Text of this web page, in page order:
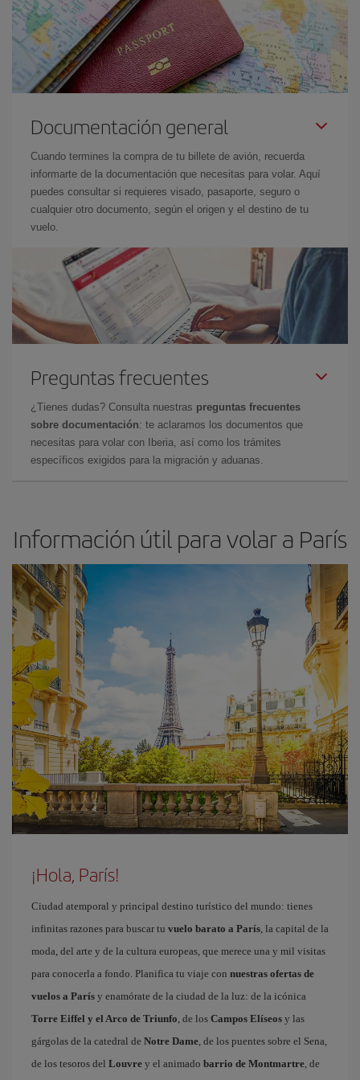
Documentación general
Cuando termines la compra de tu billete de avión, recuerda
informarte de la documentación que necesitas para volar. Aquí
puedes consultar si requieres visado, pasaporte, seguro o
cualquier otro documento, según el origen y el destino de tu
vuelo.
Preguntas frecuentes
¿Tienes dudas? Consulta nuestras preguntas frecuentes
sobre documentación: te aclaramos los documentos que
necesitas para volar con Iberia, así como los trámites
específicos exigidos para la migración y aduanas.
Información útil para volar a París
¡Hola, París!
Ciudad atemporal y principal destino turístico del mundo: tienes
infinitas razones para buscar tu vuelo barato a París, la capital de la
moda, del arte y de la cultura europeas, que merece una y mil visitas
para conocerla a fondo. Planifica tu viaje con nuestras ofertas de
vuelos a París y enamórate de la ciudad de la luz: de la icónica
Torre Eiffel y el Arco de Triunfo, de los Campos Elíseos y las
gárgolas de la catedral de Notre Dame, de los puentes sobre el Sena,
de los tesoros del Louvre y el animado barrio de Montmartre, de